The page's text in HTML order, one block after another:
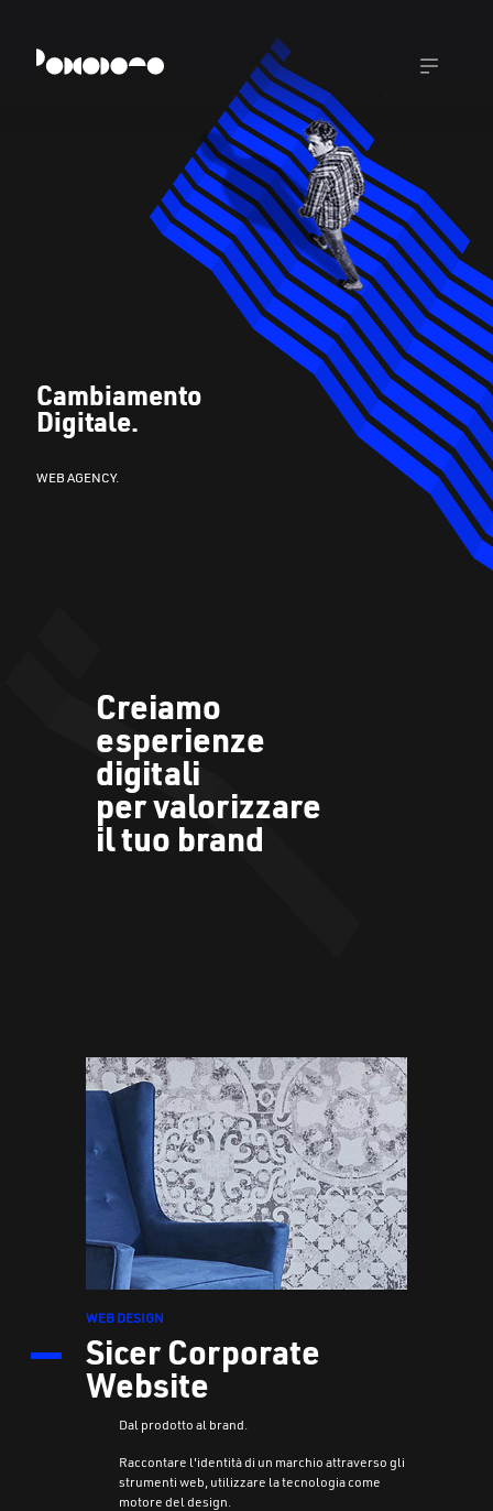
Cambiamento
Digitale.
WEB AGENCY.
Creiamo
esperienze
digitali
per valorizzare
il tuo brand
Sicer Corporate
Website
WEB DESIGN
Dal prodotto al brand.
Raccontare l'identità di un marchio attraverso gli
strumenti web, utilizzare la tecnologia come
motore del design.